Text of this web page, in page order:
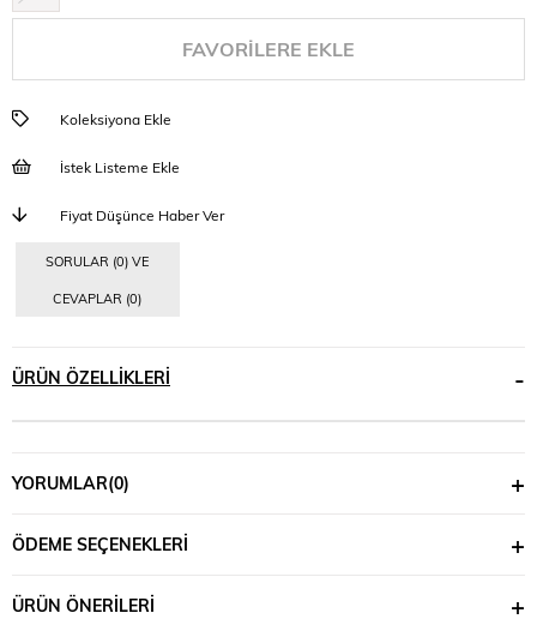
FAVORILERE EKLE
Koleksiyona Ekle
İstek Listeme Ekle
Fiyat Düşünce Haber Ver
SORULAR (0) VE
CEVAPLAR (0)
ÜRÜN ÖZELLIKLERI
YORUMLAR(0)
ÖDEME SEÇENEKLERI
ÜRÜN ÖNERILERI